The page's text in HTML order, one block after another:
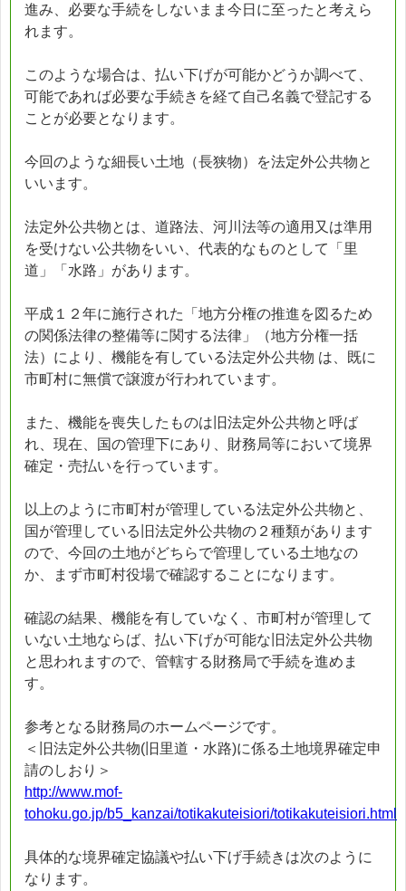
進み、必要な手続をしないまま今日に至ったと考えら
れます。
このような場合は、払い下げが可能かどうか調べて、
可能であれば必要な手続きを経て自己名義で登記する
ことが必要となります。
今回のような細長い土地（長狭物）を法定外公共物と
いいます。
法定外公共物とは、道路法、河川法等の適用又は準用
を受けない公共物をいい、代表的なものとして「里
道」「水路」があります。
平成１２年に施行された「地方分権の推進を図るため
の関係法律の整備等に関する法律」（地方分権一括
法）により、機能を有している法定外公共物 は、既に
市町村に無償で譲渡が行われています。
また、機能を喪失したものは旧法定外公共物と呼ば
れ、現在、国の管理下にあり、財務局等において境界
確定・売払いを行っています。
以上のように市町村が管理している法定外公共物と、
国が管理している旧法定外公共物の２種類があります
ので、今回の土地がどちらで管理している土地なの
か、まず市町村役場で確認することになります。
確認の結果、機能を有していなく、市町村が管理して
いない土地ならば、払い下げが可能な旧法定外公共物
と思われますので、管轄する財務局で手続を進めま
す。
参考となる財務局のホームページです。
＜旧法定外公共物(旧里道・水路)に係る土地境界確定申
請のしおり＞
http://www.mof-
tohoku.go.jp/b5_kanzai/totikakuteisiori/totikakuteisiori.html
具体的な境界確定協議や払い下げ手続きは次のように
なります。